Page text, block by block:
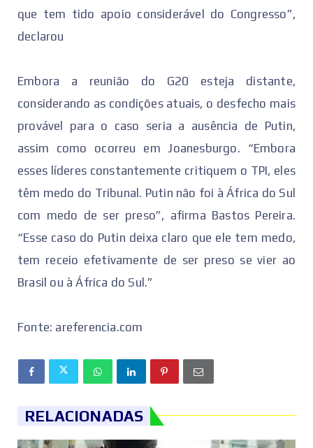
que tem tido apoio considerável do Congresso”,
declarou
Embora a reunião do G20 esteja distante,
considerando as condições atuais, o desfecho mais
provável para o caso seria a ausência de Putin,
assim como ocorreu em Joanesburgo. “Embora
esses líderes constantemente critiquem o TPI, eles
têm medo do Tribunal. Putin não foi à África do Sul
com medo de ser preso”, afirma Bastos Pereira.
“Esse caso do Putin deixa claro que ele tem medo,
tem receio efetivamente de ser preso se vier ao
Brasil ou à África do Sul.”
Fonte: areferencia.com
RELACIONADAS